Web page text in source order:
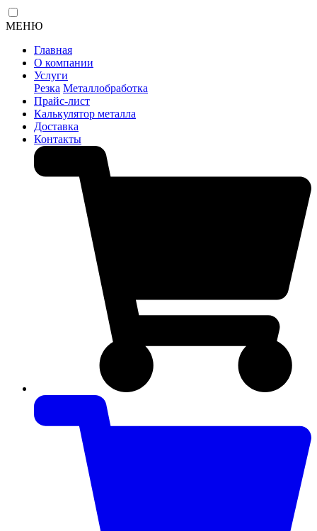
МЕНЮ
Главная
О компании
Услуги
Резка Металлобработка
Прайс-лист
Калькулятор металла
Доставка
Контакты